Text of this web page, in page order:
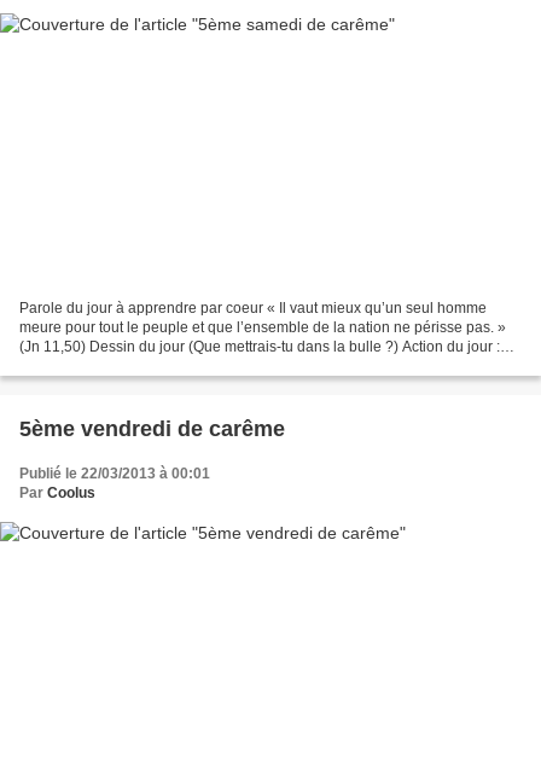
Parole du jour à apprendre par coeur « Il vaut mieux qu’un seul homme
meure pour tout le peuple et que l’ensemble de la nation ne périsse pas. »
(Jn 11,50) Dessin du jour (Que mettrais-tu dans la bulle ?) Action du jour :
5ème vendredi de carême
Publié le 22/03/2013 à 00:01
Par Coolus